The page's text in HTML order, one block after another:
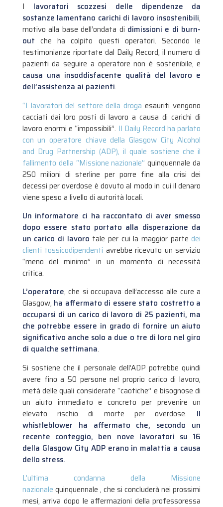
I lavoratori scozzesi delle dipendenze da
sostanze lamentano carichi di lavoro insostenibili,
motivo alla base dell’ondata di dimissioni e di burn-
out che ha colpito questi operatori. Secondo le
testimonianze riportate dal Daily Record, il numero di
pazienti da seguire a operatore non è sostenibile, e
causa una insoddisfacente qualità del lavoro e
dell’assistenza ai pazienti.
“I lavoratori del settore della droga esauriti vengono
cacciati dai loro posti di lavoro a causa di carichi di
lavoro enormi e “impossibili”. Il Daily Record ha parlato
con un operatore chiave della Glasgow City Alcohol
and Drug Partnership (ADP), il quale sostiene che il
fallimento della “Missione nazionale” quinquennale da
250 milioni di sterline per porre fine alla crisi dei
decessi per overdose è dovuto al modo in cui il denaro
viene speso a livello di autorità locali.
Un informatore ci ha raccontato di aver smesso
dopo essere stato portato alla disperazione da
un carico di lavoro tale per cui la maggior partedei
clienti tossicodipendenti avrebbe ricevuto un servizio
“meno del minimo” in un momento di necessità
critica.
L’operatore, che si occupava dell’accesso alle cure a
Glasgow, ha affermato di essere stato costretto a
occuparsi di un carico di lavoro di 25 pazienti, ma
che potrebbe essere in grado di fornire un aiuto
significativo anche solo a due o tre di loro nel giro
di qualche settimana.
Si sostiene che il personale dell’ADP potrebbe quindi
avere fino a 50 persone nel proprio carico di lavoro,
metà delle quali considerate “caotiche” e bisognose di
un aiuto immediato e concreto per prevenire un
elevato rischio di morte per overdose. Il
whistleblower ha affermato che, secondo un
recente conteggio, ben nove lavoratori su 16
della Glasgow City ADP erano in malattia a causa
dello stress.
L’ultima condanna della Missione
nazionale quinquennale , che si concluderà nei prossimi
mesi, arriva dopo le affermazioni della professoressa